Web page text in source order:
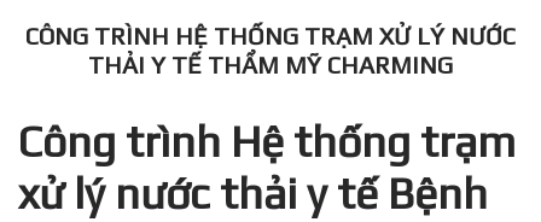
CÔNG TRÌNH HỆ THỐNG TRẠM XỬ LÝ NƯỚC
THẢI Y TẾ THẨM MỸ CHARMING
Công trình Hệ thống trạm
xử lý nước thải y tế Bệnh